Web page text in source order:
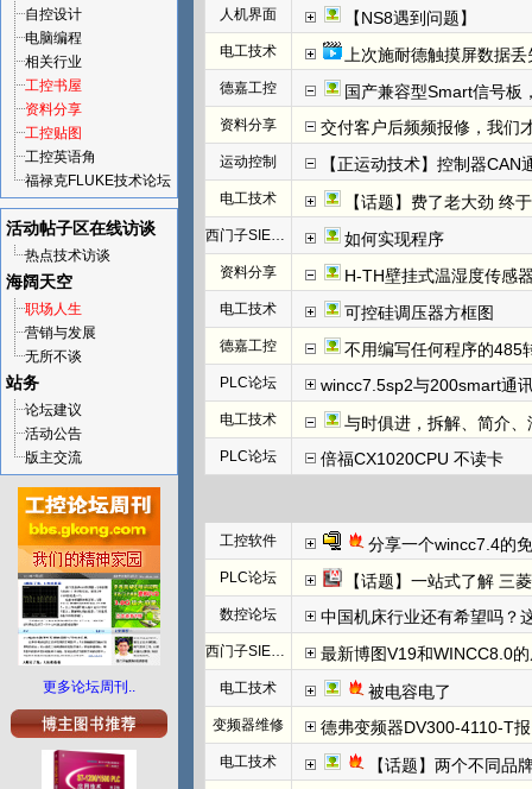
自控设计
电脑编程
相关行业
工控书屋
资料分享
工控贴图
工控英语角
福禄克FLUKE技术论坛
活动帖子区在线访谈
热点技术访谈
海阔天空
职场人生
营销与发展
无所不谈
站务
论坛建议
活动公告
版主交流
更多论坛周刊..
人机界面 【NS8遇到问题】
电工技术 上次施耐德触摸屏数据丢
德嘉工控 国产兼容型Smart信号板，通
资料分享 交付客户后频频报修，我们才
运动控制 【正运动技术】控制器
电工技术 【话题】费了老大劲 终于
西门子SIEMENS 如何实现程序
资料分享 H-TH壁挂式温湿度传感
电工技术 可控硅调压器方框图
德嘉工控 不用编写任何程序的485
PLC论坛 wincc7.5sp2与200smart通
电工技术 与时俱进，拆解、简介
PLC论坛 倍福CX1020CPU 不读卡
工控软件 分享一个wincc7.4的
PLC论坛 【话题】一站式了解 三菱FX5U
数控论坛 中国机床行业还有希望吗？
西门子SIEMENS 最新博图V19和WINCC8.0
电工技术 被电容电了
变频器维修 德弗变频器DV300-4110-T报NFF故
电工技术 【话题】两个不同品